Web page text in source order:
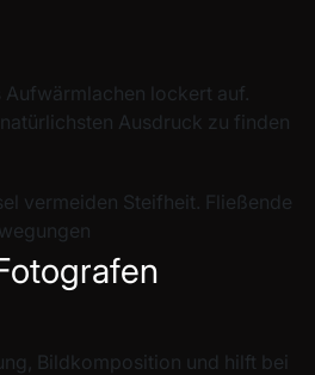
Aufwärmlachen lockert auf.
Ausdruck zu finden
vermeiden Steifheit. Fließende
Bildkomposition und hilft bei